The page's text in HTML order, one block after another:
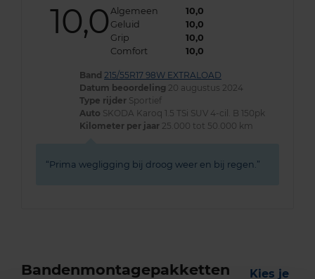
10,0 Algemeen
10,0
Geluid
10,0
Grip
10,0
Comfort
10,0
Band 215/55R17 98W EXTRALOAD
Datum beoordeling 20 augustus 2024
Type rijder Sportief
Auto SKODA Karoq 1.5 TSi SUV 4-cil. B 150pk
Kilometer per jaar 25.000 tot 50.000 km
Prima wegligging bij droog weer en bij regen.
Bandenmontagepakketten Kies je